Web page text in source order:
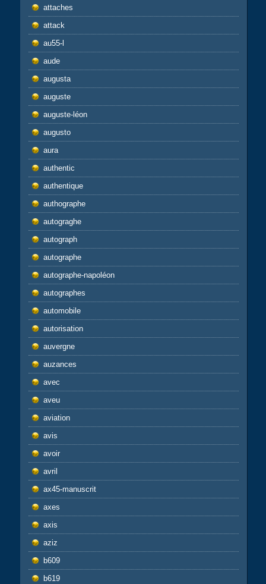
attaches
attack
au55-l
aude
augusta
auguste
auguste-léon
augusto
aura
authentic
authentique
authographe
autograghe
autograph
autographe
autographe-napoléon
autographes
automobile
autorisation
auvergne
auzances
avec
aveu
aviation
avis
avoir
avril
ax45-manuscrit
axes
axis
aziz
b609
b619